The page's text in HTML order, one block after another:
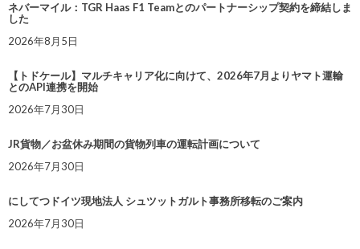
ネバーマイル：TGR Haas F1 Teamとのパートナーシップ契約を締結しま
した
2026年8月5日
【トドケール】マルチキャリア化に向けて、2026年7月よりヤマト運輸
とのAPI連携を開始
2026年7月30日
JR貨物／お盆休み期間の貨物列車の運転計画について
2026年7月30日
にしてつドイツ現地法人 シュツットガルト事務所移転のご案内
2026年7月30日